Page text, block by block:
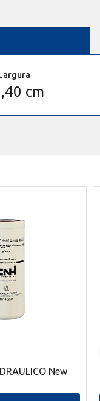
cm
New